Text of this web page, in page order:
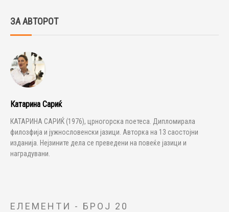
ЗА АВТОРОТ
Катарина Сариќ
КАТАРИНА САРИЌ (1976), црногорска поетеса. Дипломирала
филозфија и јужнословенски јазици. Авторка на 13 саостојни
изданија. Нејзините дела се преведени на повеќе јазици и
наградувани.
ЕЛЕМЕНТИ - БРОЈ 20